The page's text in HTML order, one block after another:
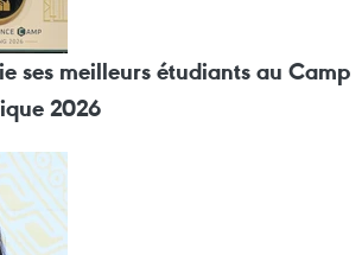
ses meilleurs étudiants au Camp
2026